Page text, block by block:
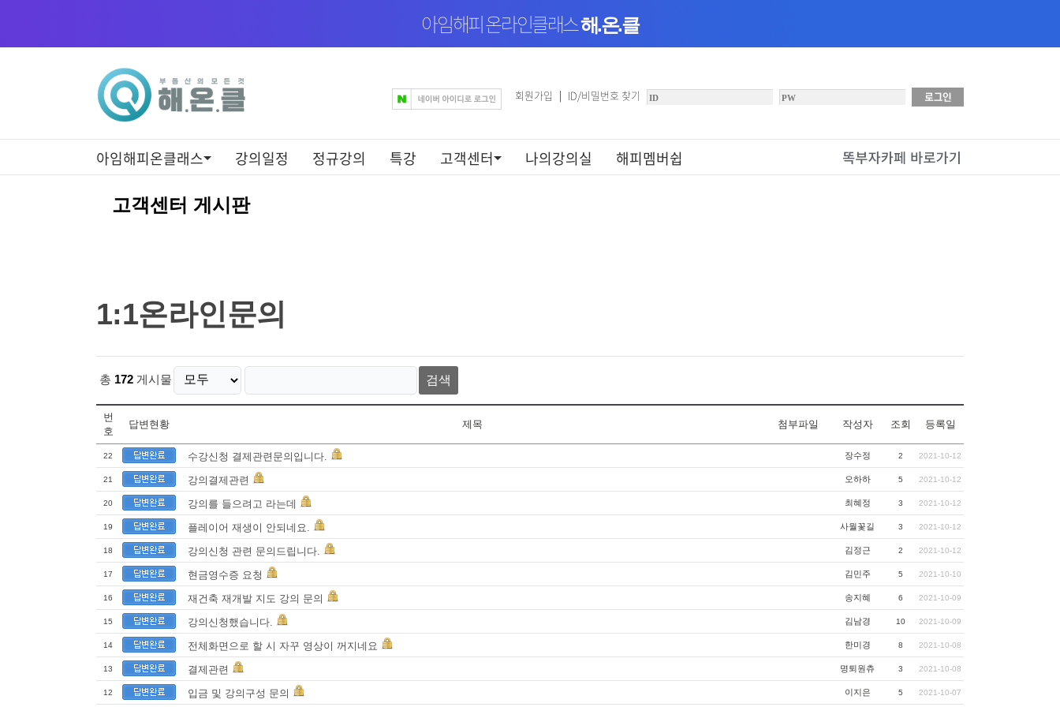
아임해피 온라인클래스해.온.클
회원가입 | ID/비밀번호 찾기
아임해피온클래스 강의일정 정규강의 특강 고객센터 나의강의실 해피멤버쉽
고객센터 게시판
1:1온라인문의
총 172 게시물 검색
번
호
답변현황 제목 첨부파일 작성자 조회 등록일
22 수강신청 결제관련문의입니다. 장수정 2 2021-10-12
21 강의결제관련 오하하 5 2021-10-12
20 강의를 들으려고 라는데 최혜정 3 2021-10-12
19 플레이어 재생이 안되네요. 사월꽃길 3 2021-10-12
18 강의신청 관련 문의드립니다. 김정근 2 2021-10-12
17 현금영수증 요청 김민주 5 2021-10-10
16 재건축 재개발 지도 강의 문의 송지혜 6 2021-10-09
15 강의신청했습니다. 김남경 10 2021-10-09
14 전체화면으로 할 시 자꾸 영상이 꺼지네요 한미경 8 2021-10-08
13 결제관련 명퇴원츄 3 2021-10-08
12 입금 및 강의구성 문의 이지은 5 2021-10-07